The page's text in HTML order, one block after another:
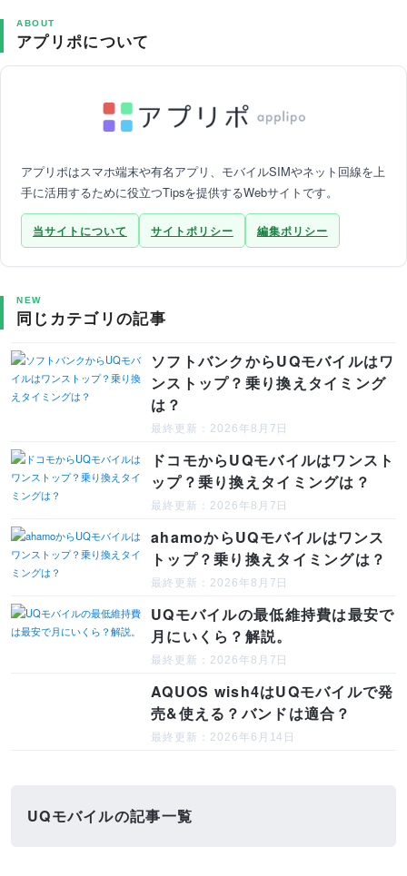
ABOUT
アプリポについて
アプリポはスマホ端末や有名アプリ、モバイルSIMやネット回線を上
手に活用するために役立つTipsを提供するWebサイトです。
当サイトについて サイトポリシー 編集ポリシー
NEW
同じカテゴリの記事
ソフトバンクからUQモバイルはワ
ンストップ？乗り換えタイミング
は？
最終更新：2026年8月7日
ドコモからUQモバイルはワンスト
ップ？乗り換えタイミングは？
最終更新：2026年8月7日
ahamoからUQモバイルはワンス
トップ？乗り換えタイミングは？
最終更新：2026年8月7日
UQモバイルの最低維持費は最安で
月にいくら？解説。
最終更新：2026年8月7日
AQUOS wish4はUQモバイルで発
売&使える？バンドは適合？
最終更新：2026年6月14日
UQモバイルの記事一覧